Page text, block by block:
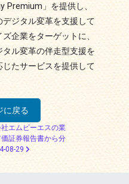
Premium」を提供し、
ジタル変革を支援して
企業をターゲットに、
ル変革の伴走型支援を
たサービスを提供して
に戻る
ョン
エムビーエスの業
証券報告書から分
08-29